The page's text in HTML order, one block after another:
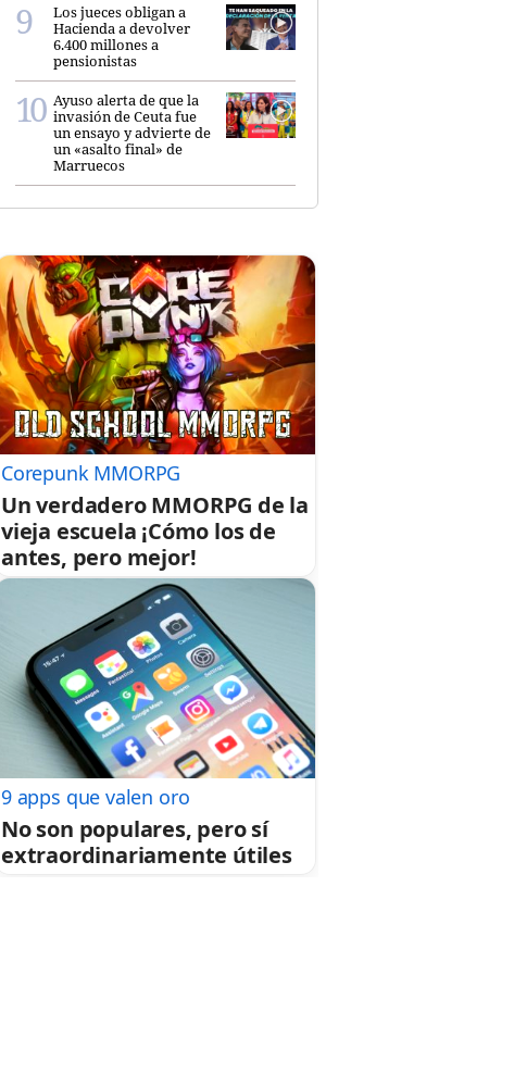
Los jueces obligan a
Hacienda a devolver
6.400 millones a
pensionistas
Ayuso alerta de que la
invasión de Ceuta fue
un ensayo y advierte de
un «asalto final» de
Marruecos
Corepunk MMORPG
Un verdadero MMORPG de la
vieja escuela ¡Cómo los de
antes, pero mejor!
9 apps que valen oro
No son populares, pero sí
extraordinariamente útiles